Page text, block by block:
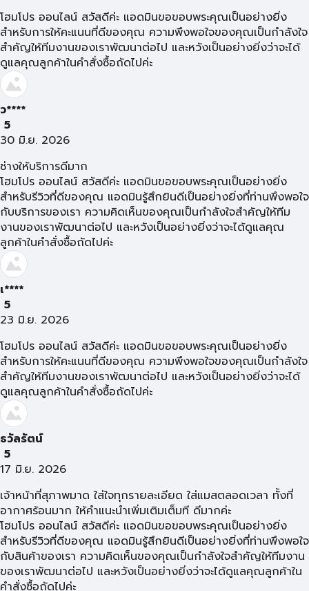
โฮมโปร ออนไลน์ สวัสดีค่ะ แอดมินขอขอบพระคุณเป็นอย่างยิ่ง
สำหรับการให้คะแนนที่ดีของคุณ ความพึงพอใจของคุณเป็นกำลังใจ
สำคัญให้ทีมงานของเราพัฒนาต่อไป และหวังเป็นอย่างยิ่งว่าจะได้
ดูแลคุณลูกค้าในคำสั่งซื้อถัดไปค่ะ
ว****
5
30 มิ.ย. 2026
ช่างให้บริการดีมาก
โฮมโปร ออนไลน์ สวัสดีค่ะ แอดมินขอขอบพระคุณเป็นอย่างยิ่ง
สำหรับรีวิวที่ดีของคุณ แอดมินรู้สึกยินดีเป็นอย่างยิ่งที่ท่านพึงพอใจ
กับบริการของเรา ความคิดเห็นของคุณเป็นกำลังใจสำคัญให้ทีม
งานของเราพัฒนาต่อไป และหวังเป็นอย่างยิ่งว่าจะได้ดูแลคุณ
ลูกค้าในคำสั่งซื้อถัดไปค่ะ
เ****
5
23 มิ.ย. 2026
โฮมโปร ออนไลน์ สวัสดีค่ะ แอดมินขอขอบพระคุณเป็นอย่างยิ่ง
สำหรับการให้คะแนนที่ดีของคุณ ความพึงพอใจของคุณเป็นกำลังใจ
สำคัญให้ทีมงานของเราพัฒนาต่อไป และหวังเป็นอย่างยิ่งว่าจะได้
ดูแลคุณลูกค้าในคำสั่งซื้อถัดไปค่ะ
ธวัลรัตน์
5
17 มิ.ย. 2026
เจ้าหน้าที่สุภาพมาด ใส่ใจทุกรายละเอียด ใส่แมสตลอดเวลา ทั้งที่
อากาศร้อนมาก ให้คำแนะนำเพิ่มเติมเต็มที ดีมากค่ะ
โฮมโปร ออนไลน์ สวัสดีค่ะ แอดมินขอขอบพระคุณเป็นอย่างยิ่ง
สำหรับรีวิวที่ดีของคุณ แอดมินรู้สึกยินดีเป็นอย่างยิ่งที่ท่านพึงพอใจ
กับสินค้าของเรา ความคิดเห็นของคุณเป็นกำลังใจสำคัญให้ทีมงาน
ของเราพัฒนาต่อไป และหวังเป็นอย่างยิ่งว่าจะได้ดูแลคุณลูกค้าใน
คำสั่งซื้อถัดไปค่ะ